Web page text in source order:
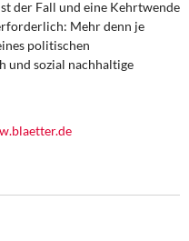
der Fall und eine Kehrtwende
Mehr denn je
politischen
und sozial nachhaltige